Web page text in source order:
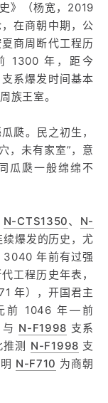
》（杨宽，2019
在商朝中期，公
商周断代工程历
1300 年，距今
支系爆发时间基本
族王室。
瓞。民之初生，
，未有家室”，意
瓜瓞一般绵绵不
N-CTS1350、 N-
爆发的历史，尤
3040 年前有过强
工程历史年表，
年），开国君主
前 1046 年—前
N-F1998 支系
测 N-F1998 支
N-F710 为商朝